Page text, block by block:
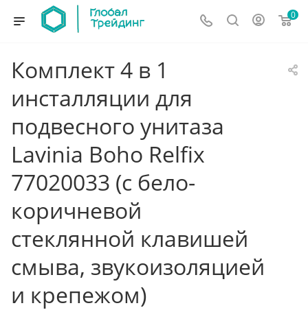
0
Комплект 4 в 1
инсталляции для
подвесного унитаза
Lavinia Boho Relfix
77020033 (с бело-
коричневой
стеклянной клавишей
смыва, звукоизоляцией
и крепежом)